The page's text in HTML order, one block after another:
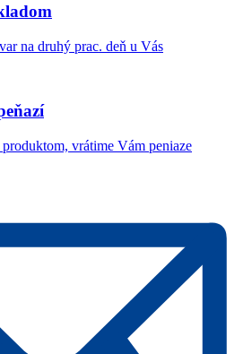
na druhý prac. deň u Vás
vrátime Vám peniaze